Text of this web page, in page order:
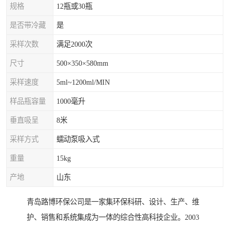
规格 12瓶或30瓶
是否带冷藏 是
采样次数 满足2000次
尺寸 500×350×580mm
采样速度 5ml~1200ml/MIN
样品瓶容量 1000毫升
垂直吸呈 8米
采样方式 蠕动泵吸入式
重量 15kg
产地 山东
青岛路博环保公司是一家集环保科研、设计、生产、维
护、销售和系统集成为一体的综合性高科技企业。2003